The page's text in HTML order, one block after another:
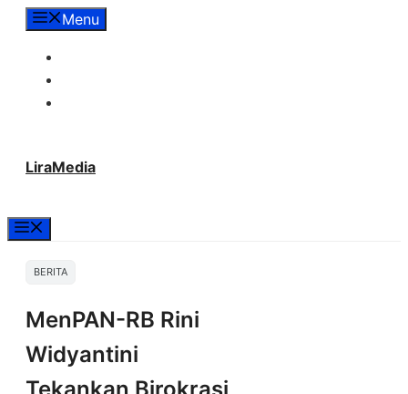
LangsungMenu
LiraMedia
BERITA
MenPAN-RB Rini
Widyantini